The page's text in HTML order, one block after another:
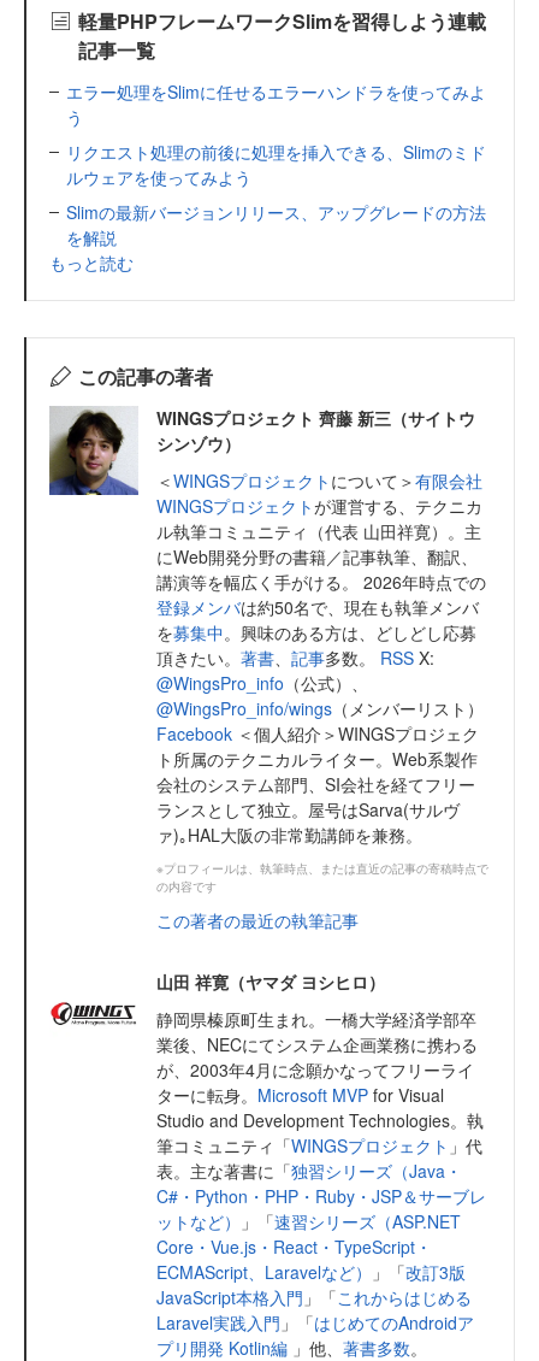
軽量PHPフレームワークSlimを習得しよう連載
記事一覧
エラー処理をSlimに任せるエラーハンドラを使ってみよ
う
リクエスト処理の前後に処理を挿入できる、Slimのミド
ルウェアを使ってみよう
Slimの最新バージョンリリース、アップグレードの方法
を解説
もっと読む
この記事の著者
WINGSプロジェクト 齊藤 新三（サイトウ
シンゾウ）
＜WINGSプロジェクト について＞有限会社
WINGSプロジェクトが運営する、テクニカ
ル執筆コミュニティ（代表 山田祥寛）。主
にWeb開発分野の書籍／記事執筆、翻訳、
講演等を幅広く手がける。 2026年時点での
登録メンバは約50名で、現在も執筆メンバ
を募集中。興味のある方は、どしどし応募
頂きたい。 著書 記事多数。 RSS X:
@WingsPro_info （公式）、
@WingsPro_info/wings （メンバーリスト）
Facebook ＜個人紹介＞WINGSプロジェク
ト所属のテクニカルライター。Web系製作
会社のシステム部門、SI会社を経てフリー
ランスとして独立。屋号はSarva(サルヴ
ァ)｡HAL大阪の非常勤講師を兼務。
※プロフィールは、執筆時点、または直近の記事の寄稿時点で
の内容です
この著者の最近の執筆記事
山田 祥寛（ヤマダ ヨシヒロ）
静岡県榛原町生まれ。一橋大学経済学部卒
業後、NECにてシステム企画業務に携わる
が、2003年4月に念願かなってフリーライ
ターに転身。 Microsoft MVP for Visual
Studio and Development Technologies。執
筆コミュニティ「WINGSプロジェクト 」代
表。主な著書に「独習シリーズ（Java・
C#・Python・PHP・Ruby・JSP＆サーブレ
ットなど）
」「速習シリーズ（ASP.NET
Core・Vue.js・React・TypeScript・
ECMAScript、Laravelなど）
」「改訂3版
JavaScript本格入門 」「これからはじめる
Laravel実践入門 」「はじめてのAndroidア
プリ開発 Kotlin編 」他、 著書多数。